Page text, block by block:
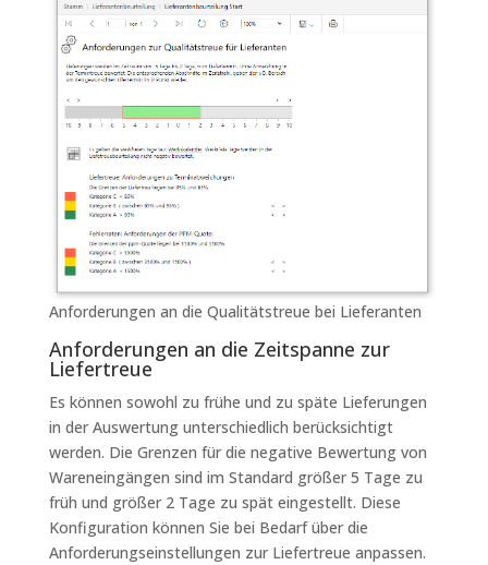
Anforderungen an die Qualitätstreue bei Lieferanten
Anforderungen an die Zeitspanne zur
Liefertreue
Es können sowohl zu frühe und zu späte Lieferungen
in der Auswertung unterschiedlich berücksichtigt
werden. Die Grenzen für die negative Bewertung von
Wareneingängen sind im Standard größer 5 Tage zu
früh und größer 2 Tage zu spät eingestellt. Diese
Konfiguration können Sie bei Bedarf über die
Anforderungseinstellungen zur Liefertreue anpassen.